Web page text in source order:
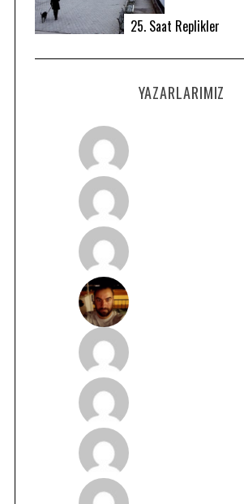
25. Saat Replikler
YAZARLARIMIZ